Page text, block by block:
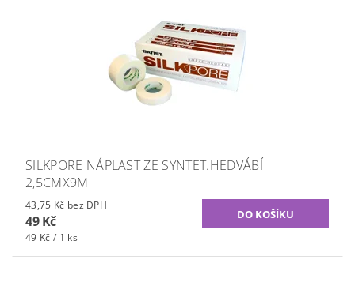
SILKPORE NÁPLAST ZE SYNTET.HEDVÁBÍ
2,5CMX9M
43,75 Kč bez DPH
49 Kč
49 Kč / 1 ks